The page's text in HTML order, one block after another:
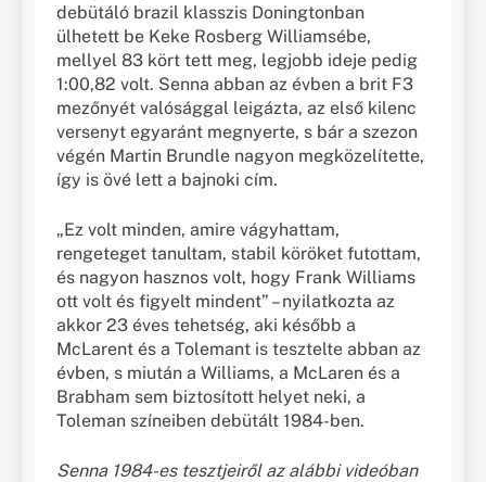
debütáló brazil klasszis Doningtonban
ülhetett be Keke Rosberg Williamsébe,
mellyel 83 kört tett meg, legjobb ideje pedig
1:00,82 volt. Senna abban az évben a brit F3
mezőnyét valósággal leigázta, az első kilenc
versenyt egyaránt megnyerte, s bár a szezon
végén Martin Brundle nagyon megközelítette,
így is övé lett a bajnoki cím.
„Ez volt minden, amire vágyhattam,
rengeteget tanultam, stabil köröket futottam,
és nagyon hasznos volt, hogy Frank Williams
ott volt és figyelt mindent” – nyilatkozta az
akkor 23 éves tehetség, aki később a
McLarent és a Tolemant is tesztelte abban az
évben, s miután a Williams, a McLaren és a
Brabham sem biztosított helyet neki, a
Toleman színeiben debütált 1984-ben.
Senna 1984-es tesztjeiről az alábbi videóban